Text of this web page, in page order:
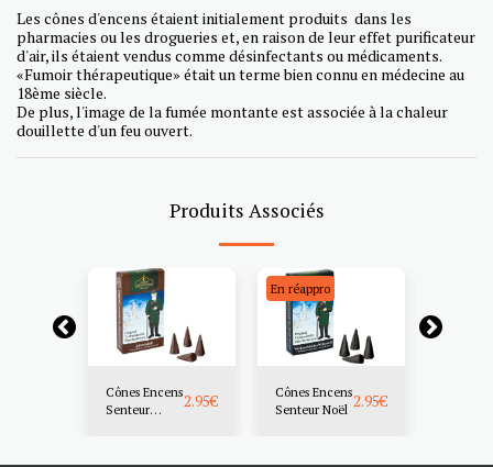
Les cônes d'encens étaient initialement produits dans les
pharmacies ou les drogueries et, en raison de leur effet purificateur
d'air, ils étaient vendus comme désinfectants ou médicaments.
«Fumoir thérapeutique» était un terme bien connu en médecine au
18ème siècle.
De plus, l'image de la fumée montante est associée à la chaleur
douillette d'un feu ouvert.
Produits Associés
Cônes Encens
Senteur
2.95€
En réappro
Cônes Encens
Senteur Noël 2.95€